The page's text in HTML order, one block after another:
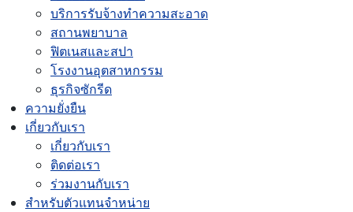
บริการรับจ้างทำความสะอาด
สถานพยาบาล
ฟิตเนสและสปา
โรงงานอุตสาหกรรม
ธุรกิจซักรีด
ความยั่งยืน
เกี่ยวกับเรา
เกี่ยวกับเรา
ติดต่อเรา
ร่วมงานกับเรา
สำหรับตัวแทนจำหน่าย